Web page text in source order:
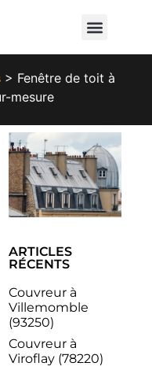
> Fenêtre de toit à
mesure
ARTICLES
RÉCENTS
Couvreur à
Villemomble
(93250)
Couvreur à
Viroflay (78220)